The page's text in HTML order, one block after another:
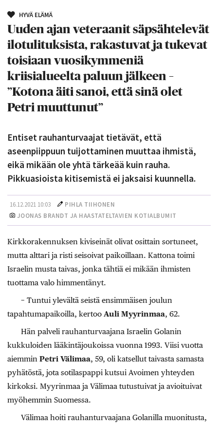
HYVÄ ELÄMÄ
Uuden ajan veteraanit säpsähtelevät
ilotulituksista, rakastuvat ja tukevat
toisiaan vuosikymmeniä
kriisialueelta paluun jälkeen –
”Kotona äiti sanoi, että sinä olet
Petri muuttunut”
Entiset rauhanturvaajat tietävät, että
aseenpiippuun tuijottaminen muuttaa ihmistä,
eikä mikään ole yhtä tärkeää kuin rauha.
Pikkuasioista kitisemistä ei jaksaisi kuunnella.
16.12.2021 10:03
PIHLA TIIHONEN
JOONAS BRANDT JA HAASTATELTAVIEN KOTIALBUMIT
Kirkkorakennuksen kiviseinät ­olivat osittain sortuneet,
mutta alttari ja risti seisoivat paikoillaan. Kattona toimi
Israelin musta taivas, jonka tähtiä ei mikään ihmisten
tuottama valo himmentänyt.
− Tuntui ylevältä seistä ensimmäisen ­joulun
tapahtumapaikoilla, kertoo Auli Myyrinmaa, 62.
Hän palveli rauhanturvaajana Israelin Golanin
kukkuloiden lääkintäjoukoissa vuonna 1993. Viisi vuotta
aiemmin Petri Välimaa, 59, oli katsellut taivasta samasta
pyhätöstä, jota sotilaspappi kutsui Avoimen yhteyden
kirkoksi. Myyrinmaa ja Välimaa tutustuivat ja avioituivat
myöhemmin Suomessa.
Välimaa hoiti rauhanturvaajana Golanilla muonitusta,